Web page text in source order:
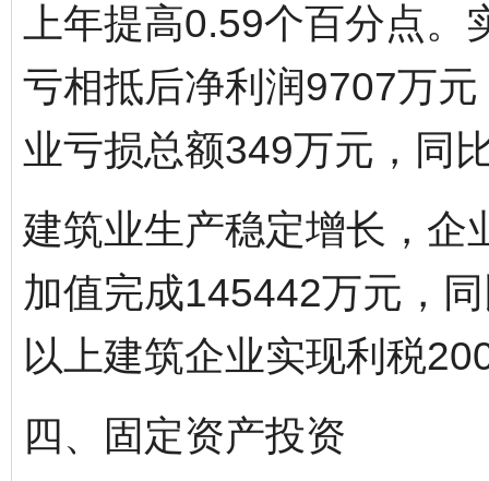
上年提高0.59个百分点
亏相抵后净利润9707万
业亏损总额349万元，同
建筑业生产稳定增长，企
加值完成145442万元，
以上建筑企业实现利税
四、固定资产投资